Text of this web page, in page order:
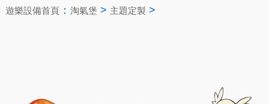
遊樂設備首頁： 淘氣堡 > 主題定製 >